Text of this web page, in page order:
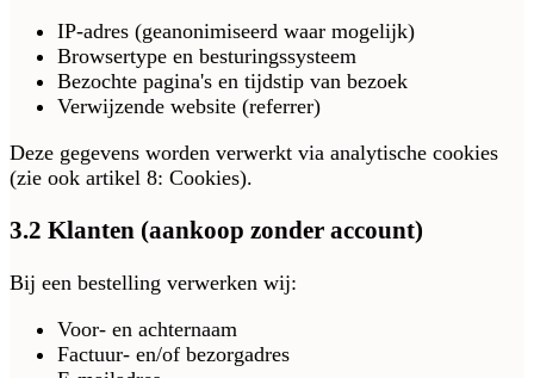
IP-adres (geanonimiseerd waar mogelijk)
Browsertype en besturingssysteem
Bezochte pagina's en tijdstip van bezoek
Verwijzende website (referrer)
Deze gegevens worden verwerkt via analytische cookies
(zie ook artikel 8: Cookies).
3.2 Klanten (aankoop zonder account)
Bij een bestelling verwerken wij:
Voor- en achternaam
Factuur- en/of bezorgadres